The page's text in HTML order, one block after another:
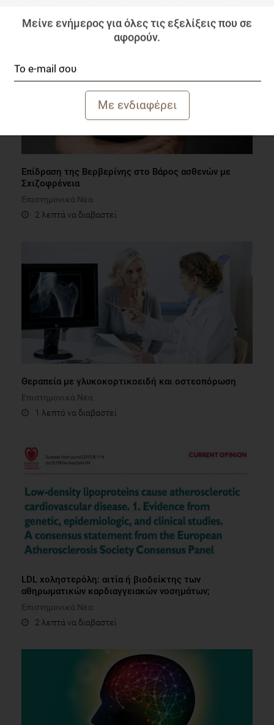
Επίδραση της Βερβερίνης στο Βάρος ασθενών με
Σχιζοφρένεια
Επιστημονικά Νέα
2 λεπτά να διαβαστεί
Θεραπεία με γλυκοκορτικοειδή και οστεοπόρωση
Επιστημονικά Νέα
1 λεπτό να διαβαστεί
LDL χοληστερόλη: αιτία ή βιοδείκτης των
αθηρωματικών καρδιαγγειακών νοσημάτων;
Επιστημονικά Νέα
2 λεπτά να διαβαστεί
Μείνε ενήμερος για όλες τις εξελίξεις που σε
αφορούν.